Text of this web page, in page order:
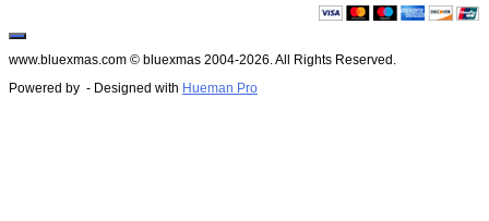
www.bluexmas.com © bluexmas 2004-2026. All Rights Reserved.
Powered by - Designed with Hueman Pro